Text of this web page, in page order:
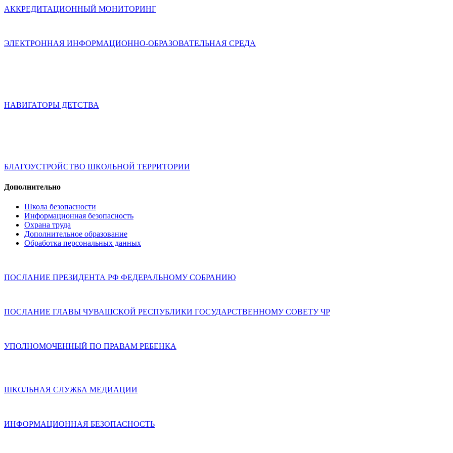
АККРЕДИТАЦИОННЫЙ МОНИТОРИНГ
ЭЛЕКТРОННАЯ ИНФОРМАЦИОННО-ОБРАЗОВАТЕЛЬНАЯ СРЕДА
НАВИГАТОРЫ ДЕТСТВА
БЛАГОУСТРОЙСТВО ШКОЛЬНОЙ ТЕРРИТОРИИ
Дополнительно
Школа безопасности
Информационная безопасность
Охрана труда
Дополнительное образование
Обработка персональных данных
ПОСЛАНИЕ ПРЕЗИДЕНТА РФ ФЕДЕРАЛЬНОМУ СОБРАНИЮ
ПОСЛАНИЕ ГЛАВЫ ЧУВАШСКОЙ РЕСПУБЛИКИ ГОСУДАРСТВЕННОМУ СОВЕТУ ЧР
УПОЛНОМОЧЕННЫЙ ПО ПРАВАМ РЕБЕНКА
ШКОЛЬНАЯ СЛУЖБА МЕДИАЦИИ
ИНФОРМАЦИОННАЯ БЕЗОПАСНОСТЬ